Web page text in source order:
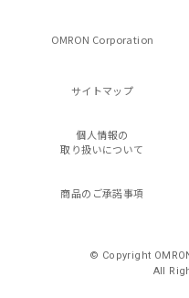
OMRON Corporation
サイトマップ
個人情報の
取り扱いについて
商品のご承諾事項
© Copyright
All